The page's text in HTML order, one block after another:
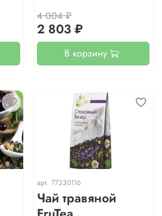
4 004 ₽
2 803 ₽
В корзину
арт. 77330116
Чай травяной